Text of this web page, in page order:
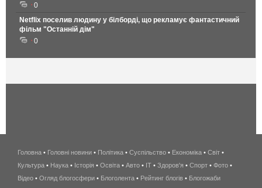
0
Netflix поселив людину у білборді, що рекламує фантастичний
фільм "Останній дім"
0
беспроводной
интернет
киев
Головна • Головні новини • Політика • Суспільство • Економіка • Світ •
Культура • Наука • Історія • Освіта • Авто • IT • Здоров'я • Спорт • Фото •
Відео • Огляд блогосфери • Блоголента • Рейтинг блогів • Блогожаби